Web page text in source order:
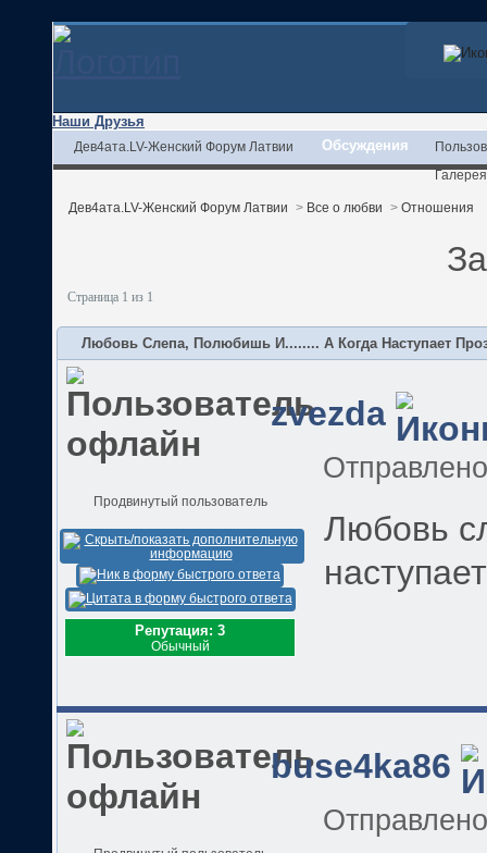
Наши Друзья
Дев4ата.LV-Женский Форум Латвии Обсуждения
Галерея
Дев4ата.LV-Женский Форум Латвии > Все о любви > Отношения
Страница 1 из 1
Любовь Слепа, Полюбишь И........ А Когда Наступает
zvezda
Продвинутый пользователь
Репутация: 3
Обычный
Любовь
buse4ka86